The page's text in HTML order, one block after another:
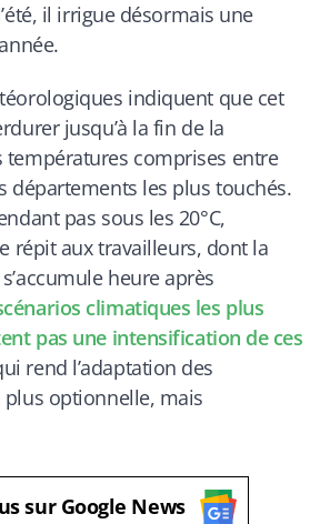
il irrigue désormais une
indiquent que cet
jusqu’à la fin de la
températures comprises entre
départements les plus touchés.
pas sous les 20°C,
répit aux travailleurs, dont la
heure après
climatiques les plus
pas une intensification de ces
rend l’adaptation des
optionnelle, mais
sur Google News